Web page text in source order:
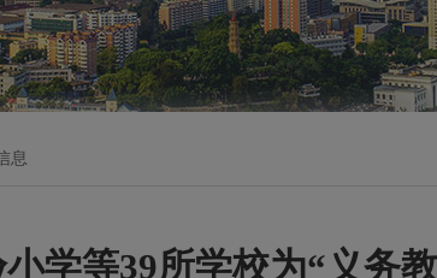
息
学等39所学校为“义务